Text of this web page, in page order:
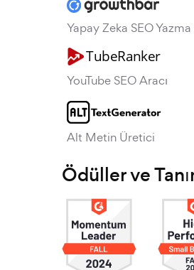
Yapay Zeka SEO Yazma
YouTube SEO Aracı
Alt Metin Üretici
Ödüller ve